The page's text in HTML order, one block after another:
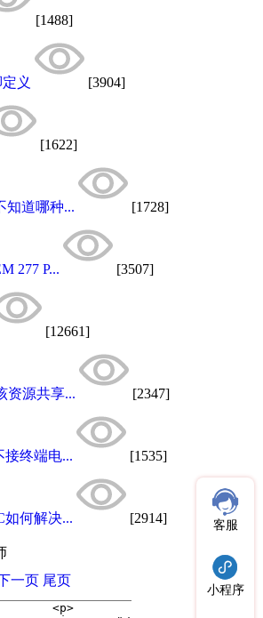
[1488]
义 [3904]
[1622]
知道哪种... [1728]
277 P... [3507]
[12661]
资源共享... [2347]
接终端电... [1535]
如何解决... [2914] 客服
小程序
一页 尾页